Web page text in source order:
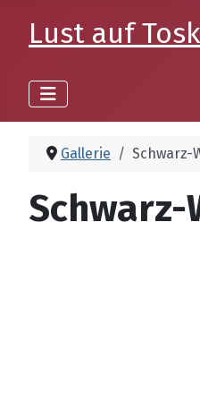
Lust auf
Gallerie Schwarz-
Schwarz-